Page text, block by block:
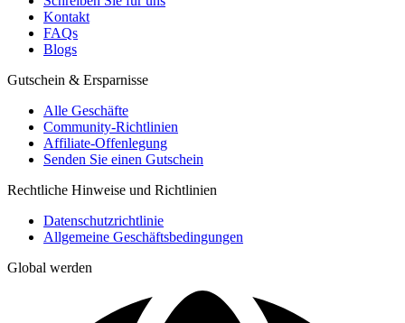
Kontakt
FAQs
Blogs
Gutschein & Ersparnisse
Alle Geschäfte
Community-Richtlinien
Affiliate-Offenlegung
Senden Sie einen Gutschein
Rechtliche Hinweise und Richtlinien
Datenschutzrichtlinie
Allgemeine Geschäftsbedingungen
Global werden